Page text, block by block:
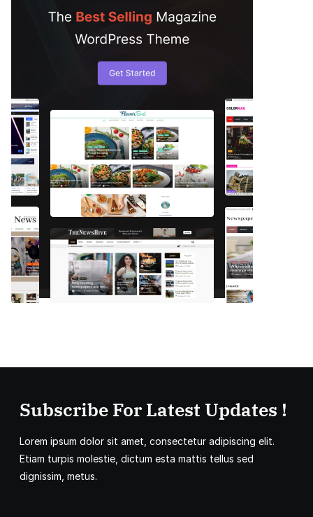
Subscribe For Latest Updates !
Lorem ipsum dolor sit amet, consectetur adipiscing elit.
Etiam turpis molestie, dictum esta mattis tellus sed
dignissim, metus.